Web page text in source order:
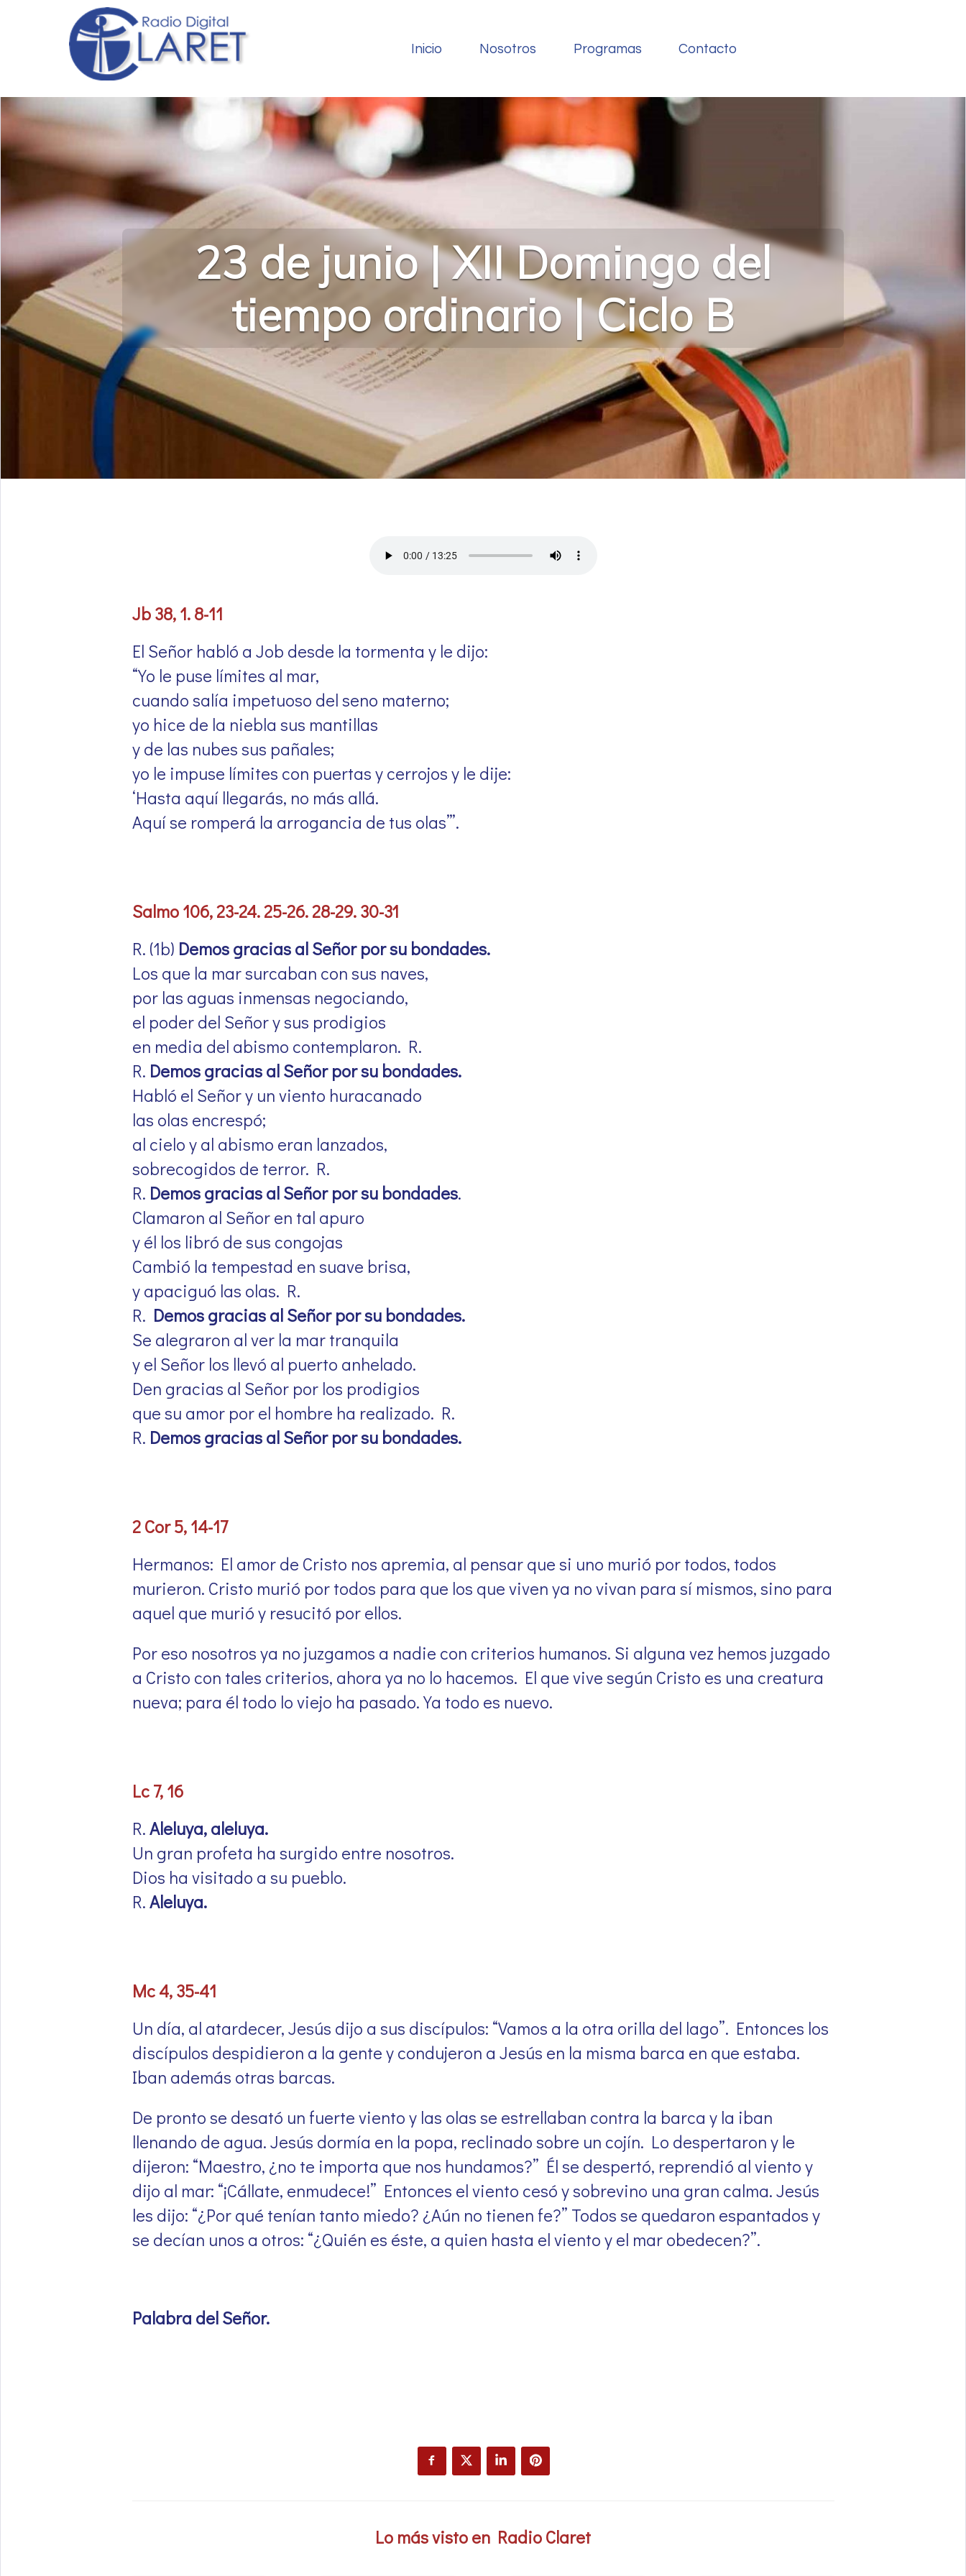
Inicio Nosotros Programas Contacto
23 de junio | XII Domingo del
tiempo ordinario | Ciclo B
Jb 38, 1. 8-11
El Señor habló a Job desde la tormenta y le dijo:
“Yo le puse límites al mar,
cuando salía impetuoso del seno materno;
yo hice de la niebla sus mantillas
y de las nubes sus pañales;
yo le impuse límites con puertas y cerrojos y le dije:
‘Hasta aquí llegarás, no más allá.
Aquí se romperá la arrogancia de tus olas’”.
Salmo 106, 23-24. 25-26. 28-29. 30-31
R. (1b) Demos gracias al Señor por su bondades.
Los que la mar surcaban con sus naves,
por las aguas inmensas negociando,
el poder del Señor y sus prodigios
en media del abismo contemplaron. R.
R. Demos gracias al Señor por su bondades.
Habló el Señor y un viento huracanado
las olas encrespó;
al cielo y al abismo eran lanzados,
sobrecogidos de terror. R.
R. Demos gracias al Señor por su bondades.
Clamaron al Señor en tal apuro
y él los libró de sus congojas
Cambió la tempestad en suave brisa,
y apaciguó las olas. R.
R. Demos gracias al Señor por su bondades.
Se alegraron al ver la mar tranquila
y el Señor los llevó al puerto anhelado.
Den gracias al Señor por los prodigios
que su amor por el hombre ha realizado. R.
R. Demos gracias al Señor por su bondades.
2 Cor 5, 14-17
Hermanos: El amor de Cristo nos apremia, al pensar que si uno murió por todos, todos
murieron. Cristo murió por todos para que los que viven ya no vivan para sí mismos, sino para
aquel que murió y resucitó por ellos.
Por eso nosotros ya no juzgamos a nadie con criterios humanos. Si alguna vez hemos juzgado
a Cristo con tales criterios, ahora ya no lo hacemos. El que vive según Cristo es una creatura
nueva; para él todo lo viejo ha pasado. Ya todo es nuevo.
Lc 7, 16
R.Aleluya, aleluya.
Un gran profeta ha surgido entre nosotros.
Dios ha visitado a su pueblo.
R.Aleluya.
Mc 4, 35-41
Un día, al atardecer, Jesús dijo a sus discípulos: “Vamos a la otra orilla del lago”. Entonces los
discípulos despidieron a la gente y condujeron a Jesús en la misma barca en que estaba.
Iban además otras barcas.
De pronto se desató un fuerte viento y las olas se estrellaban contra la barca y la iban
llenando de agua. Jesús dormía en la popa, reclinado sobre un cojín. Lo despertaron y le
dijeron: “Maestro, ¿no te importa que nos hundamos?” Él se despertó, reprendió al viento y
dijo al mar: “¡Cállate, enmudece!” Entonces el viento cesó y sobrevino una gran calma. Jesús
les dijo: “¿Por qué tenían tanto miedo? ¿Aún no tienen fe?” Todos se quedaron espantados y
se decían unos a otros: “¿Quién es éste, a quien hasta el viento y el mar obedecen?”.
Palabra del Señor.
Lo más visto en Radio Claret